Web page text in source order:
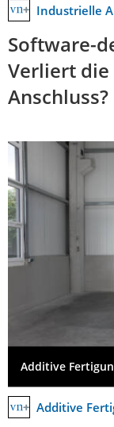
Industrielle
Software-
Verliert
Anschluss?
Additive
Additive